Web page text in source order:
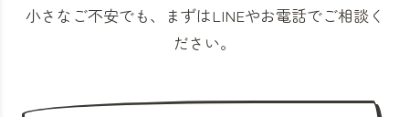
小さなご不安でも、まずはLINEやお電話でご相談く
ださい。